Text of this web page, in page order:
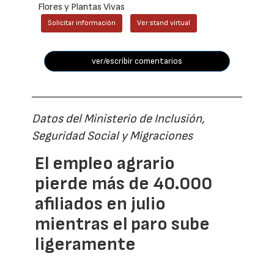
Flores y Plantas Vivas
Solicitar información Ver stand virtual
ver/escribir comentarios
Datos del Ministerio de Inclusión,
Seguridad Social y Migraciones
El empleo agrario
pierde más de 40.000
afiliados en julio
mientras el paro sube
ligeramente